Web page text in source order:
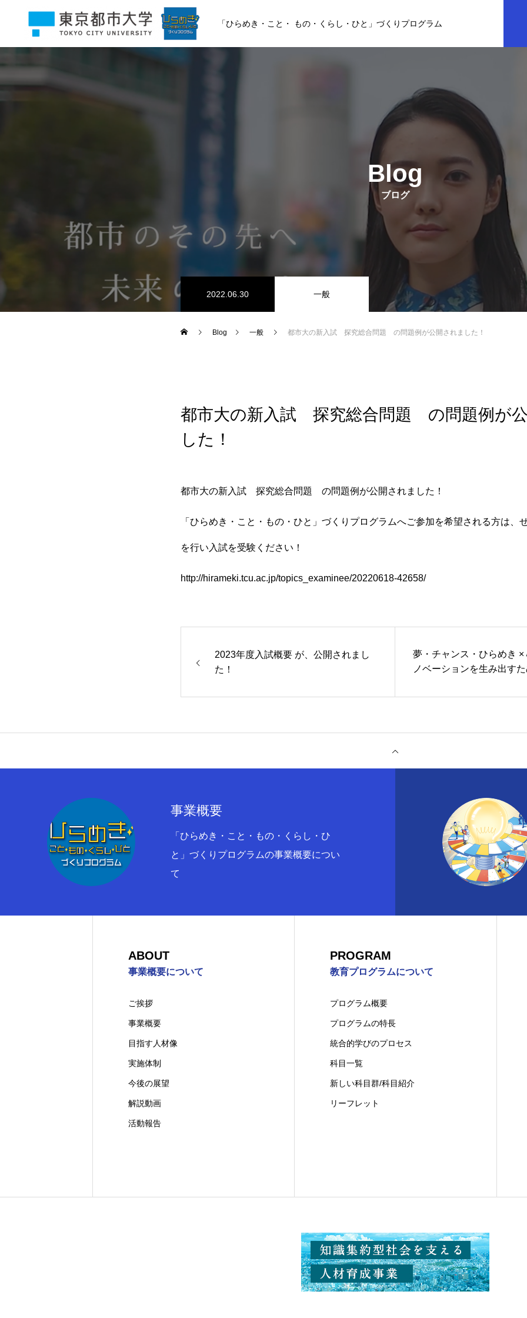
「ひらめき・こと・ もの・くらし・ひと」づくりプログラム
HOME
BLOG
PROGRAM
INTERVIEW
Blog
ブログ
2022.06.30 一般
Blog 一般 都市大の新入試 探究総合問題 の問題例が公開されました！
都市大の新入試 探究総合問題 の問題例が公
した！
都市大の新入試 探究総合問題 の問題例が公開されました！
「ひらめき・こと・もの・ひと」づくりプログラムへご参加を希望される方は、
を行い入試を受験ください！
http://hirameki.tcu.ac.jp/topics_examinee/20220618-42658/
2023年度入試概要 が、公開されまし
た！
夢・チャンス・ひらめき
ノベーションを生み出す
大学） 参加者募集中！
事業概要
「ひらめき・こと・もの・くらし・ひ
と」づくりプログラムの事業概要につい
て
ABOUT
事業概要について
ご挨拶
事業概要
目指す人材像
実施体制
今後の展望
解説動画
活動報告
PROGRAM
教育プログラムについて
プログラム概要
プログラムの特長
統合的学びのプロセス
科目一覧
新しい科目群/科目紹介
リーフレット